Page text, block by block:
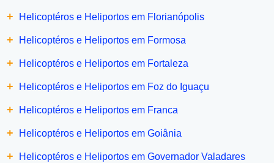
+ Helicoptéros e Heliportos em Florianópolis
+ Helicoptéros e Heliportos em Formosa
+ Helicoptéros e Heliportos em Fortaleza
+ Helicoptéros e Heliportos em Foz do Iguaçu
+ Helicoptéros e Heliportos em Franca
+ Helicoptéros e Heliportos em Goiânia
+ Helicoptéros e Heliportos em Governador Valadares